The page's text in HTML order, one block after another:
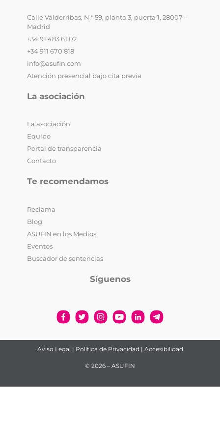
Calle Valderribas, N.º 59, planta 3, puerta 1, 28007 –
Madrid
+34 91 483 61 02
+34 911 670 818
info@asufin.com
Atención presencial bajo cita previa
La asociación
La asociación
Equipo
Portal de transparencia
Contacto
Te recomendamos
Reclama
Blog
ASUFIN en los Medios
Eventos
Buscador de sentencias
Síguenos
Aviso Legal | Política de Privacidad | Accesibilidad
© 2026 – ASUFIN